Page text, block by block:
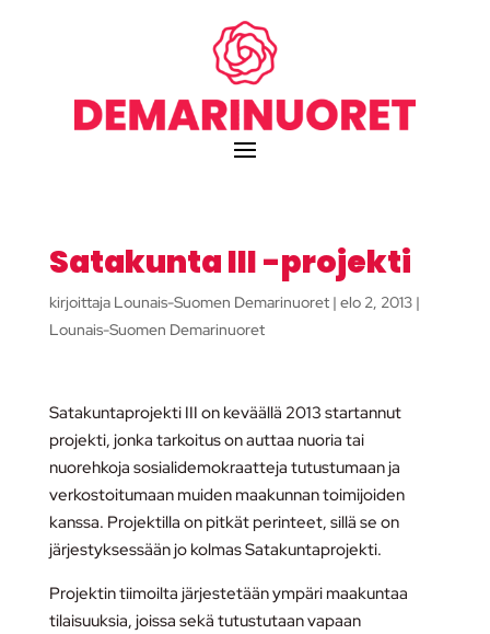
Satakunta III -projekti
kirjoittaja Lounais-Suomen Demarinuoret| elo 2, 2013|
Lounais-Suomen Demarinuoret
Satakuntaprojekti III on keväällä 2013 startannut
projekti, jonka tarkoitus on auttaa nuoria tai
nuorehkoja sosialidemokraatteja tutustumaan ja
verkostoitumaan muiden maakunnan toimijoiden
kanssa. Projektilla on pitkät perinteet, sillä se on
järjestyksessään jo kolmas Satakuntaprojekti.
Projektin tiimoilta järjestetään ympäri maakuntaa
tilaisuuksia, joissa sekä tutustutaan vapaan